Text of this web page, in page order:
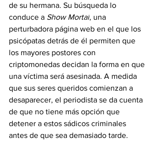
de su hermana. Su búsqueda lo
conduce a Show Mortal, una
perturbadora página web en el que los
psicópatas detrás de él permiten que
los mayores postores con
criptomonedas decidan la forma en que
una víctima será asesinada. A medida
que sus seres queridos comienzan a
desaparecer, el periodista se da cuenta
de que no tiene más opción que
detener a estos sádicos criminales
antes de que sea demasiado tarde.